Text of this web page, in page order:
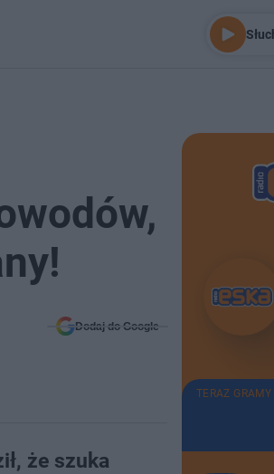
Dodaj do Google
że szuka
TERAZ GRAMY